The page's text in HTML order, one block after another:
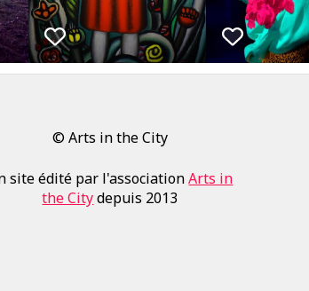
© Arts in the City
site édité par l'associationArts in
the Citydepuis 2013